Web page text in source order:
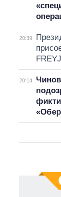
20:39
20:14